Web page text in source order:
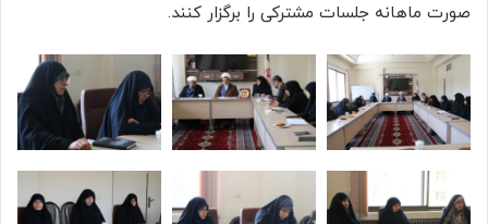
صورت ماهانه جلسات مشترکی را برگزار کنند.